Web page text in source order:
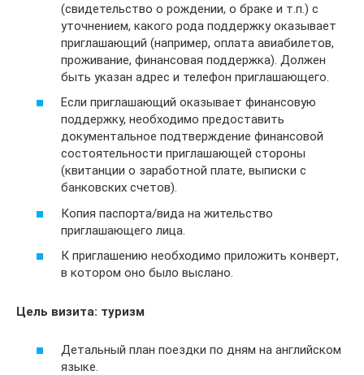
(свидетельство о рождении, о браке и т.п.) с
уточнением, какого рода поддержку оказывает
приглашающий (например, оплата авиабилетов,
проживание, финансовая поддержка). Должен
быть указан адрес и телефон приглашающего.
Если приглашающий оказывает финансовую
поддержку, необходимо предоставить
документальное подтверждение финансовой
состоятельности приглашающей стороны
(квитанции о заработной плате, выписки с
банковских счетов).
Копия паспорта/вида на жительство
приглашающего лица.
К приглашению необходимо приложить конверт,
в котором оно было выслано.
Цель визита: туризм
Детальный план поездки по дням на английском
языке.